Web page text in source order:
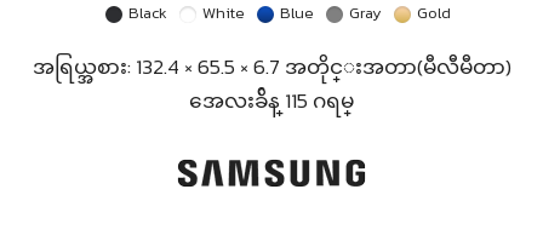
Black White Blue Gray Gold
အရြယ္အစား: 132.4 × 65.5 × 6.7 အတိုင္းအတာ(မီလီမီတာ)
အေလးခ်ိန္ 115 ဂရမ္